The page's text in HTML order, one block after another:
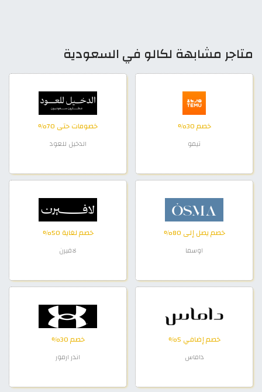
متاجر مشابهة لكالو في السعودية
خصم 30%
تيمو
خصومات حتى 70%
الدخيل للعود
خصم يصل إلى 80%
اوسما
خصم لغاية 50%
لافيرن
خصم إضافي 5%
داماس
خصم 30%
اندر ارمور